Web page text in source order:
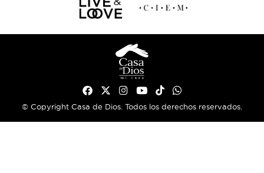
© Copyright Casa de Dios. Todos los derechos reservados.